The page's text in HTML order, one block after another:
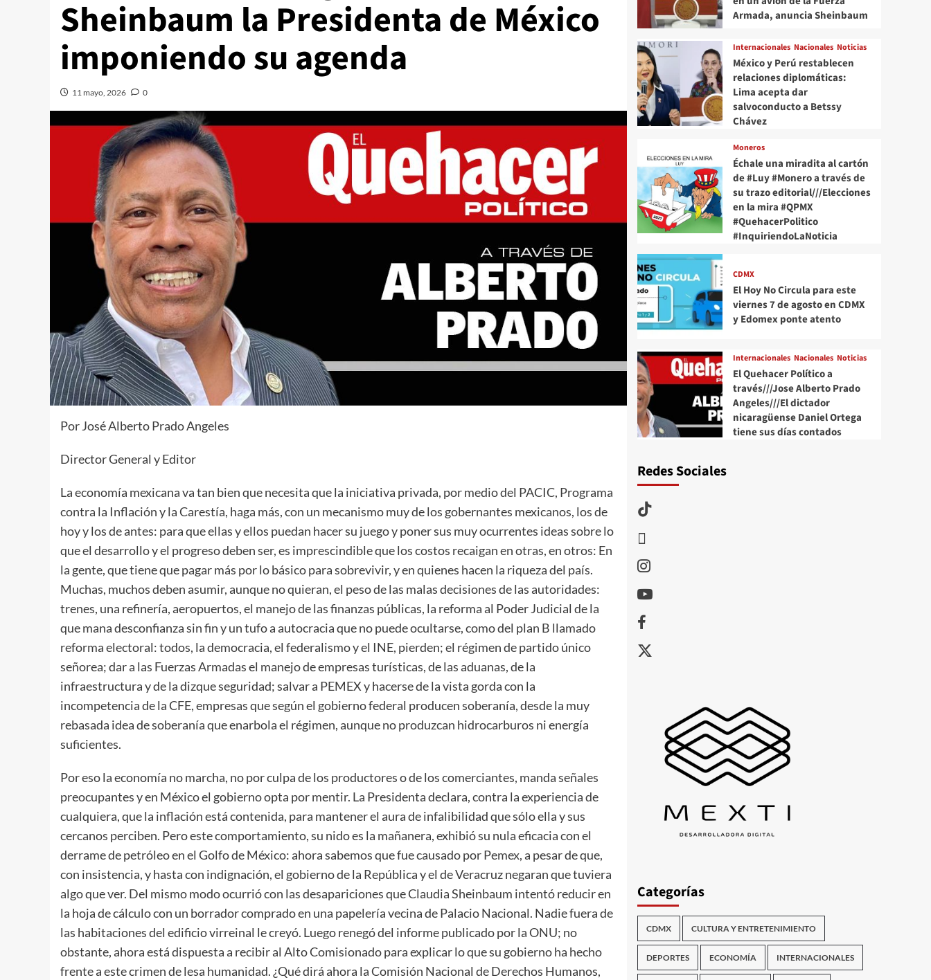
Sheinbaum la Presidenta de México
imponiendo su agenda
11 mayo, 2026 0
Por José Alberto Prado Angeles
Director General y Editor
La economía mexicana va tan bien que necesita que la iniciativa privada, por medio del PACIC, Programa
contra la Inflación y la Carestía, haga más, con un mecanismo muy de los gobernantes mexicanos, los de
hoy y los de antes: para que ellas y ellos puedan hacer su juego y poner sus muy ocurrentes ideas sobre lo
que el desarrollo y el progreso deben ser, es imprescindible que los costos recaigan en otras, en otros: En
la gente, que tiene que pagar más por lo básico para sobrevivir, y en quienes hacen la riqueza del país.
Muchas, muchos deben asumir, aunque no quieran, el peso de las malas decisiones de las autoridades:
trenes, una refinería, aeropuertos, el manejo de las finanzas públicas, la reforma al Poder Judicial de la
que mana desconfianza sin fin y un tufo a autocracia que no puede ocultarse, como del plan B llamado
reforma electoral: todos, la democracia, el federalismo y el INE, pierden; el régimen de partido único
señorea; dar a las Fuerzas Armadas el manejo de empresas turísticas, de las aduanas, de la
infraestructura y de la dizque seguridad; salvar a PEMEX y hacerse de la vista gorda con la
incompetencia de la CFE, empresas que según el gobierno federal producen soberanía, desde la muy
rebasada idea de soberanía que enarbola el régimen, aunque no produzcan hidrocarburos ni energía
suficientes.
Por eso la economía no marcha, no por culpa de los productores o de los comerciantes, manda señales
preocupantes y en México el gobierno opta por mentir. La Presidenta declara, contra la experiencia de
cualquiera, que la inflación está contenida, para mantener el aura de infalibilidad que sólo ella y sus
cercanos perciben. Pero este comportamiento, su nido es la mañanera, exhibió su nula eficacia con el
derrame de petróleo en el Golfo de México: ahora sabemos que fue causado por Pemex, a pesar de que,
con insistencia, y hasta con indignación, el gobierno de la República y el de Veracruz negaran que tuviera
algo que ver. Del mismo modo ocurrió con las desapariciones que Claudia Sheinbaum intentó reducir en
la hoja de cálculo con un borrador comprado en una papelería vecina de Palacio Nacional. Nadie fuera de
las habitaciones del edificio virreinal le creyó. Luego renegó del informe publicado por la ONU; no
obstante, ahora está dispuesta a recibir al Alto Comisionado para explicar lo que su gobierno ha hecho
frente a este crimen de lesa humanidad. ¿Qué dirá ahora la Comisión Nacional de Derechos Humanos,
Armada, anuncia Sheinbaum
Internacionales Nacionales Noticias
México y Perú restablecen
relaciones diplomáticas:
Lima acepta dar
salvoconducto a Betssy
Chávez
Moneros
Échale una miradita al cartón
de #Luy #Monero a través de
su trazo editorial///Elecciones
en la mira #QPMX
#QuehacerPolitico
#InquiriendoLaNoticia
CDMX
El Hoy No Circula para este
viernes 7 de agosto en CDMX
y Edomex ponte atento
Internacionales Nacionales Noticias
El Quehacer Político a
través///Jose Alberto Prado
Angeles///El dictador
nicaragüense Daniel Ortega
tiene sus días contados
Redes Sociales
TikTok
Instagram
Youtube
Facebook
X
Categorías
CDMX CULTURA Y ENTRETENIMIENTO
DEPORTES ECONOMÍA INTERNACIONALES